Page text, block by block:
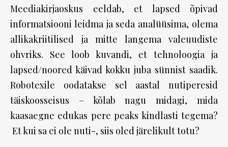
Meediakirjaoskus eeldab, et lapsed õpivad
informatsiooni leidma ja seda analüüsima, olema
allikakriitilised ja mitte langema valeuudiste
ohvriks. See loob kuvandi, et tehnoloogia ja
lapsed/noored käivad kokku juba sünnist saadik.
Robotexile oodatakse sel aastal nutiperesid
täiskoosseisus – kõlab nagu midagi, mida
kaasaegne edukas pere peaks kindlasti tegema?
Et kui sa ei ole nuti-, siis oled järelikult totu?